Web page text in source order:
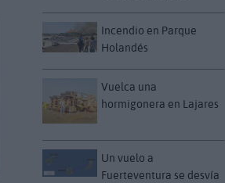
Incendio en Parque
Holandés
Vuelca una
hormigonera en Lajares
Un vuelo a
Fuerteventura se desvía